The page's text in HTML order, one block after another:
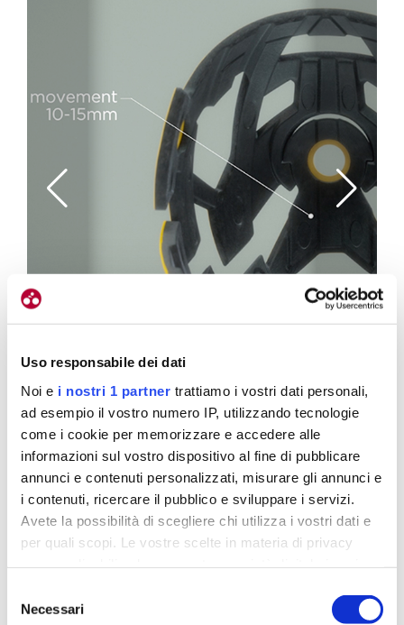
Uso responsabile dei dati
Noi e i nostri 1 partner trattiamo i vostri dati personali,
ad esempio il vostro numero IP, utilizzando tecnologie
come i cookie per memorizzare e accedere alle
informazioni sul vostro dispositivo al fine di pubblicare
annunci e contenuti personalizzati, misurare gli annunci e
i contenuti, ricercare il pubblico e sviluppare i servizi.
Avete la possibilità di scegliere chi utilizza i vostri dati e
per quali scopi. Le vostre scelte in materia di privacy
revocare il proprio consenso in qualsiasi momento dalla
delNecessari
Una sorta di scheletro di Integra Split
1/2
Mips Integra Split